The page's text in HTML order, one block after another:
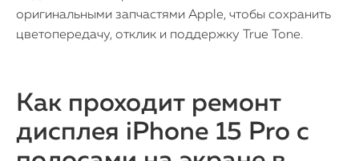
оригинальными запчастями Apple, чтобы сохранить
цветопередачу, отклик и поддержку True Tone.
Как проходит ремонт
дисплея iPhone 15 Pro с